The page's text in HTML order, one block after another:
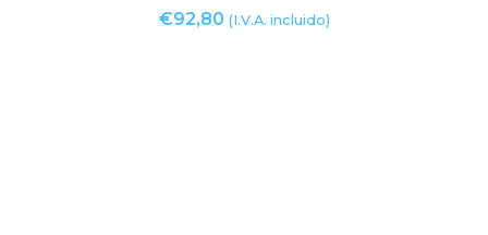
€92,80 (I.V.A. incluido)